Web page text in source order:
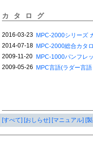
カタログ
[すべて] [おしらせ] [マニュアル] [